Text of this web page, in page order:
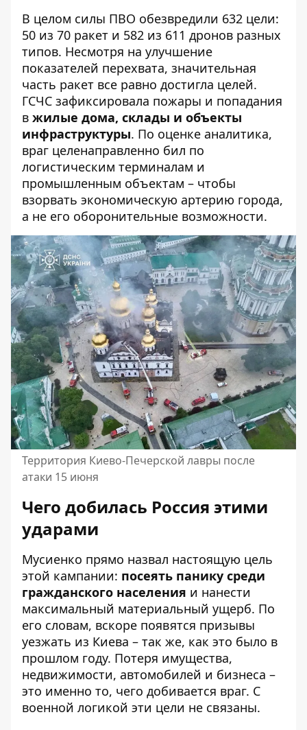
В целом силы ПВО обезвредили 632 цели:
50 из 70 ракет и 582 из 611 дронов разных
типов. Несмотря на улучшение
показателей перехвата, значительная
часть ракет все равно достигла целей.
ГСЧС зафиксировала пожары и попадания
в жилые дома, склады и объекты
инфраструктуры. По оценке аналитика,
враг целенаправленно бил по
логистическим терминалам и
промышленным объектам – чтобы
взорвать экономическую артерию города,
а не его оборонительные возможности.
Территория Киево-Печерской лавры после
атаки 15 июня
Чего добилась Россия этими
ударами
Мусиенко прямо назвал настоящую цель
этой кампании: посеять панику среди
гражданского населения и нанести
максимальный материальный ущерб. По
его словам, вскоре появятся призывы
уезжать из Киева – так же, как это было в
прошлом году. Потеря имущества,
недвижимости, автомобилей и бизнеса –
это именно то, чего добивается враг. С
военной логикой эти цели не связаны.